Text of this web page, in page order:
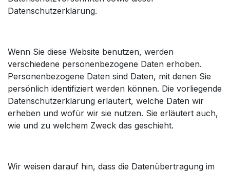
Datenschutzerklärung.
Wenn Sie diese Website benutzen, werden
verschiedene personenbezogene Daten erhoben.
Personenbezogene Daten sind Daten, mit denen Sie
persönlich identifiziert werden können. Die vorliegende
Datenschutzerklärung erläutert, welche Daten wir
erheben und wofür wir sie nutzen. Sie erläutert auch,
wie und zu welchem Zweck das geschieht.
Wir weisen darauf hin, dass die Datenübertragung im